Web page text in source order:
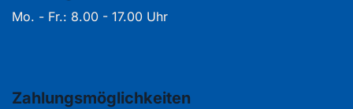
Mo. - Fr.: 8.00 - 17.00 Uhr
Zahlungsmöglichkeiten